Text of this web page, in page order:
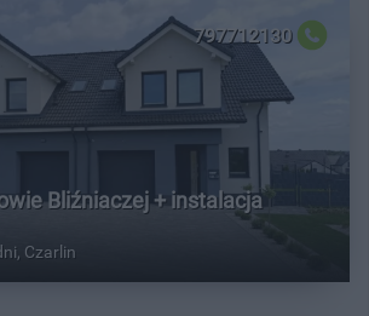
797712130
Bliźniaczej + instalacja
Czarlin